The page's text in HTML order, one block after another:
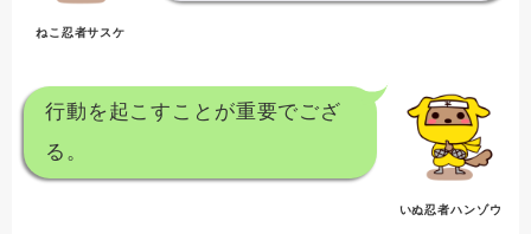
ねこ忍者サスケ
行動を起こすことが重要でござ
る。
いぬ忍者ハンゾウ